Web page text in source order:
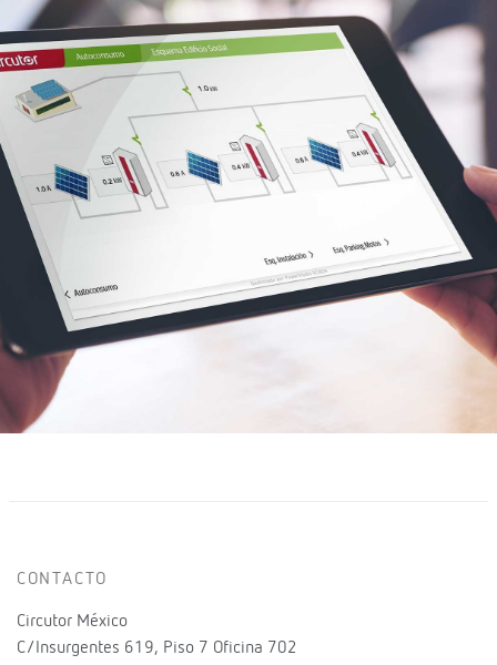
CONTACTO
Circutor México
C/Insurgentes 619, Piso 7 Oficina 702